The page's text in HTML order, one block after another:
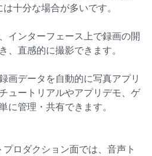
十分な場合が多いです。
インターフェース上で録画の開
、直感的に撮影できます。
画データを自動的に写真アプリ
ュートリアルやアプリデモ、ゲ
に管理・共有できます。
ロダクション面では、音声ト